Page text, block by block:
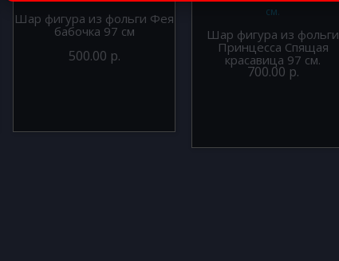
Шар фигура из фольги Фея
бабочка 97 см
500.00 р.
Шар фигура из фольги
Принцесса Спящая
красавица 97 см.
700.00 р.